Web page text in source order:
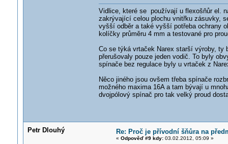
Vidlice, které se používají u flexošňůr el.
zakrývající celou plochu vnitřku zásuvky,
vyšší odběr a také vyšší potřeba ochrany
kolíčky průměru 4 mm a testované pro
Co se týká vrtaček Narex starší výroby, ty
přerušovaly pouze jeden vodič. To byly
spínače bez regulace byly u vrtaček z
Něco jiného jsou ovšem třeba spínače
možného maxima 16A a tam bývají u
dvojpólový spínač pro tak velký proud
Petr Dlouhý Re: Proč je přívodní šňůra na
« Odpověď #9 kdy:03.02.2012, 05:09 »